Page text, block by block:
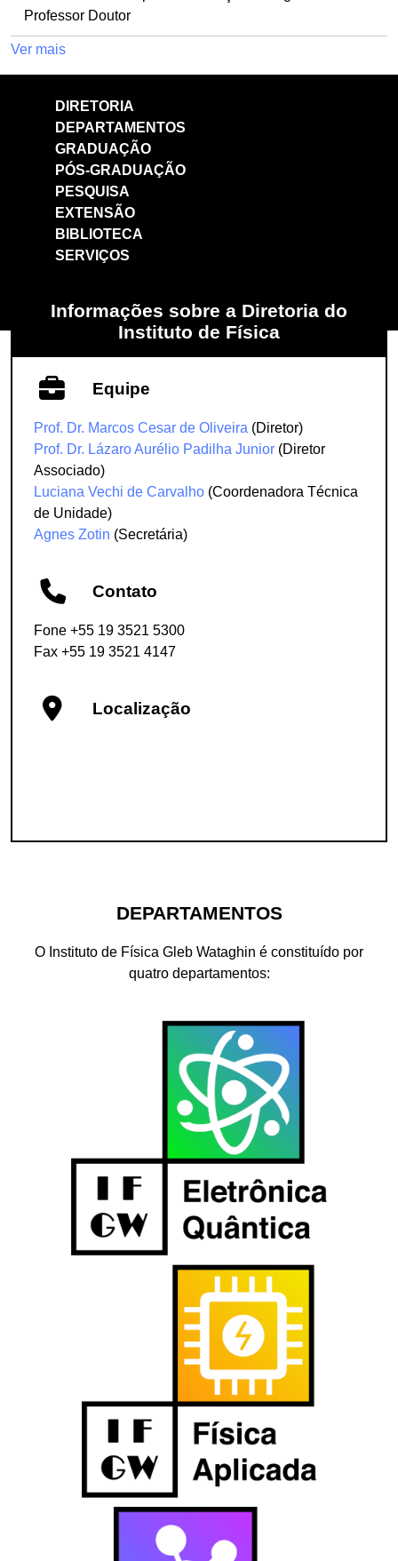
Professor Doutor
Ver mais
DIRETORIA
DEPARTAMENTOS
GRADUAÇÃO
PÓS-GRADUAÇÃO
PESQUISA
EXTENSÃO
BIBLIOTECA
SERVIÇOS
Informações sobre a Diretoria do
Instituto de Física
Equipe
Prof. Dr. Marcos Cesar de Oliveira (Diretor)
Prof. Dr. Lázaro Aurélio Padilha Junior (Diretor
Associado)
Luciana Vechi de Carvalho (Coordenadora Técnica
de Unidade)
Agnes Zotin (Secretária)
Contato
Fone +55 19 3521 5300
Fax +55 19 3521 4147
Localização
DEPARTAMENTOS
O Instituto de Física Gleb Wataghin é constituído por
quatro departamentos: